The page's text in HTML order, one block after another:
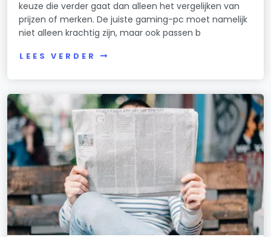
keuze die verder gaat dan alleen het vergelijken van
prijzen of merken. De juiste gaming-pc moet namelijk
niet alleen krachtig zijn, maar ook passen b
LEES VERDER